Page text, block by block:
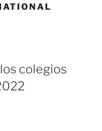
colegios